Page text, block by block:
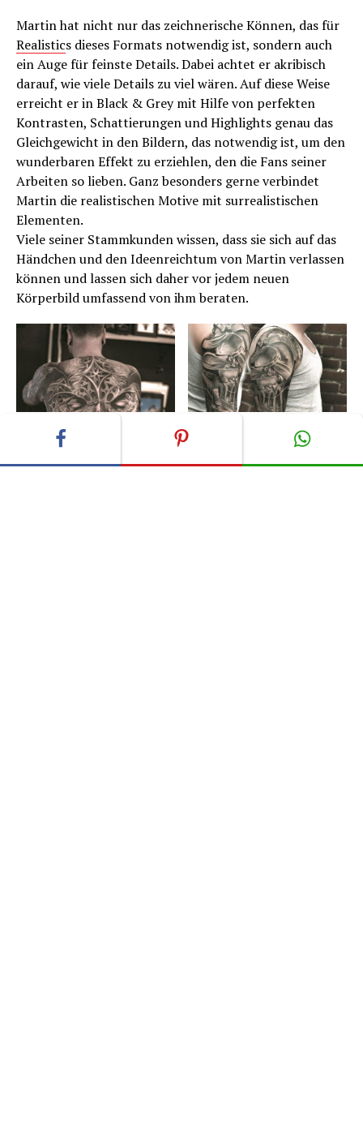
Martin hat nicht nur das zeichnerische Können, das für
Realistics dieses Formats notwendig ist, sondern auch
ein Auge für feinste Details. Dabei achtet er akribisch
darauf, wie viele Details zu viel wären. Auf diese Weise
erreicht er in Black & Grey mit Hilfe von perfekten
Kontrasten, Schattierungen und Highlights genau das
Gleichgewicht in den Bildern, das notwendig ist, um den
wunderbaren Effekt zu erziehlen, den die Fans seiner
Arbeiten so lieben. Ganz besonders gerne verbindet
Martin die realistischen Motive mit surrealistischen
Elementen.
Viele seiner Stammkunden wissen, dass sie sich auf das
Händchen und den Ideenreichtum von Martin verlassen
können und lassen sich daher vor jedem neuen
Körperbild umfassend von ihm beraten.